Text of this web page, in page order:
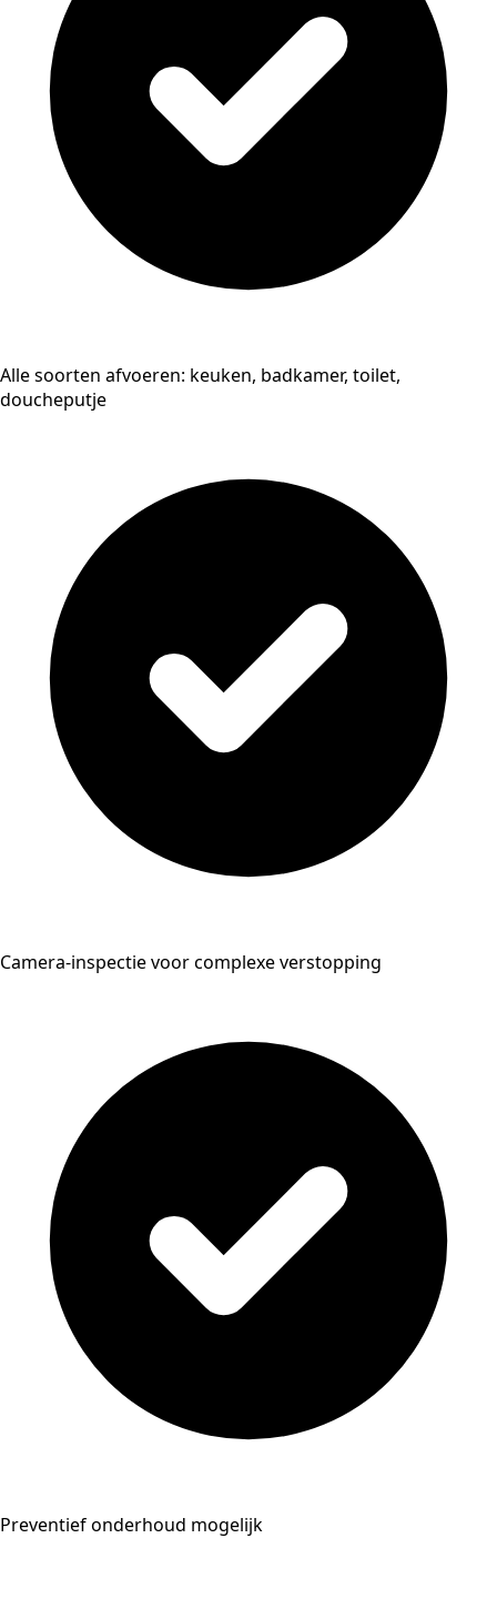
Alle soorten afvoeren: keuken, badkamer, toilet,
doucheputje
Camera-inspectie voor complexe verstopping
Preventief onderhoud mogelijk